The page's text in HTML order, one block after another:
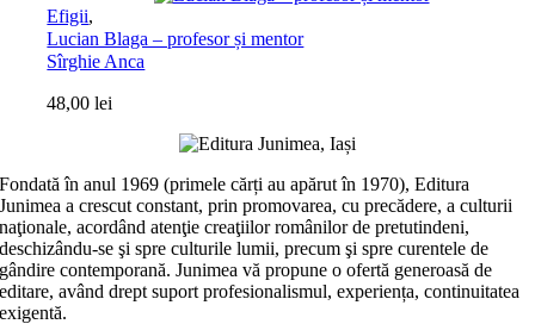
Efigii,
Lucian Blaga – profesor și mentor
Sîrghie Anca
48,00lei
Fondată în anul 1969 (primele cărți au apărut în 1970), Editura
Junimea a crescut constant, prin promovarea, cu precădere, a culturii
naţionale, acordând atenţie creaţiilor românilor de pretutindeni,
deschizându-se şi spre culturile lumii, precum şi spre curentele de
gândire contemporană. Junimea vă propune o ofertă generoasă de
editare, având drept suport profesionalismul, experiența, continuitatea
exigentă.